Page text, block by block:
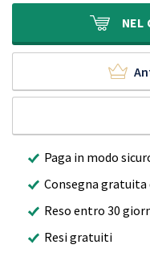
NEL
Paga in modo
Consegna gratuita
Reso entro 30
Resi gratuiti